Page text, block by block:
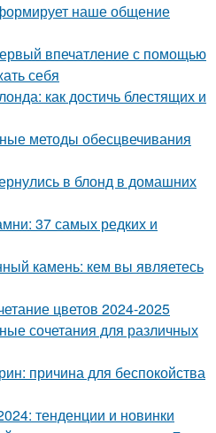
наше общение
впечатление с помощью
себя
как достичь блестящих и
методы обесцвечивания
в блонд в домашних
37 самых редких и
камень: кем вы являетесь
цветов 2024-2025
сочетания для различных
причина для беспокойства
тенденции и новинки